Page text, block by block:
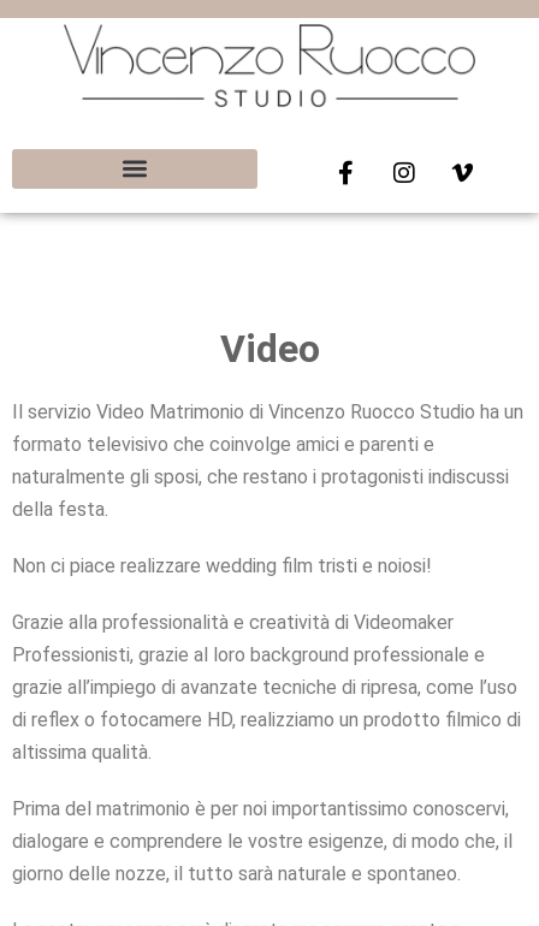
gratuito
Video
Il servizio Video Matrimonio di Vincenzo Ruocco Studio ha un
formato televisivo che coinvolge amici e parenti e
naturalmente gli sposi, che restano i protagonisti indiscussi
della festa.
Non ci piace realizzare wedding film tristi e noiosi!
Grazie alla professionalità e creatività di Videomaker
Professionisti, grazie al loro background professionale e
grazie all’impiego di avanzate tecniche di ripresa, come l’uso
di reflex o fotocamere HD, realizziamo un prodotto filmico di
altissima qualità.
Prima del matrimonio è per noi importantissimo conoscervi,
dialogare e comprendere le vostre esigenze, di modo che, il
giorno delle nozze, il tutto sarà naturale e spontaneo.